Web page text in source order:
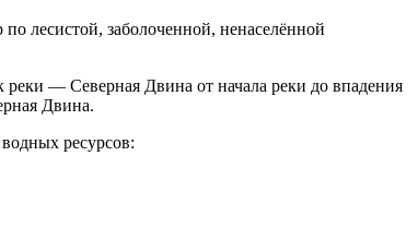
лесистой, заболоченной, ненаселённой
реки — Северная Двина от начала реки до впадения
Двина.
ресурсов: